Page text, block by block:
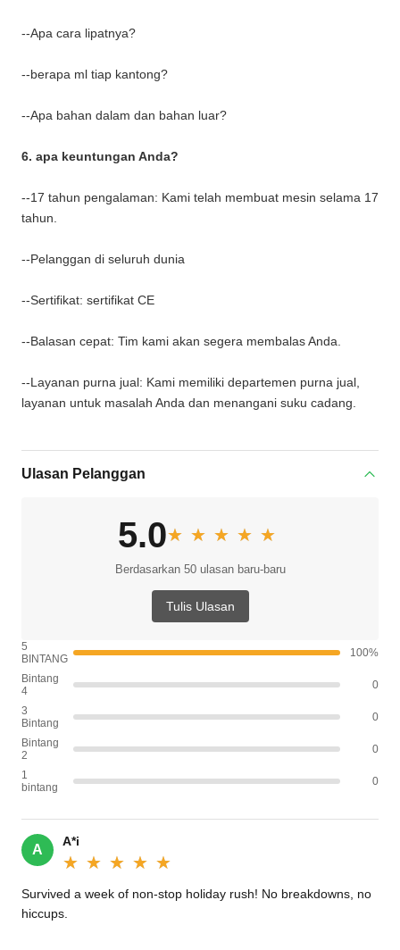
--Apa cara lipatnya?
--berapa ml tiap kantong?
--Apa bahan dalam dan bahan luar?
6. apa keuntungan Anda?
--17 tahun pengalaman: Kami telah membuat mesin selama 17
tahun.
--Pelanggan di seluruh dunia
--Sertifikat: sertifikat CE
--Balasan cepat: Tim kami akan segera membalas Anda.
--Layanan purna jual: Kami memiliki departemen purna jual,
layanan untuk masalah Anda dan menangani suku cadang.
Ulasan Pelanggan
5.0★★★★★
★★★★★
Berdasarkan 50 ulasan baru-baru
Tulis Ulasan
5
BINTANG
100%
Bintang
4
0
3
Bintang
0
Bintang
2
0
1
bintang
0
A
A*i
★★★★★
★★★★★
Survived a week of non-stop holiday rush! No breakdowns, no
hiccups.